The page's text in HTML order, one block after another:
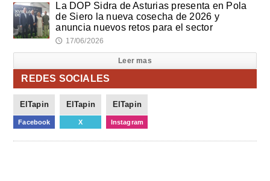
La DOP Sidra de Asturias presenta en Pola
de Siero la nueva cosecha de 2026 y
anuncia nuevos retos para el sector
🕔 17/06/2026
Leer mas
REDES SOCIALES
ElTapin
Facebook
ElTapin
X
ElTapin
Instagram